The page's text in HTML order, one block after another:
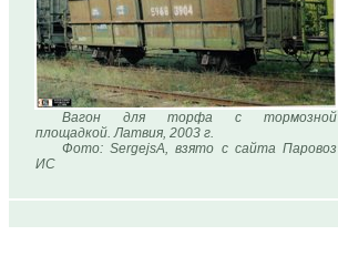
Вагон для торфа с тормозной
площадкой. Латвия, 2003 г.
Фото: SergejsA, взято с сайта Паровоз
ИС